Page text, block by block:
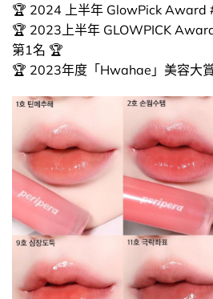
🏆 2024 上半年 GlowPick Award
🏆 2023上半年 GLOWPICK
第1名 🏆
🏆 2023年度「Hwahae」美容大